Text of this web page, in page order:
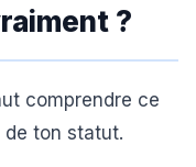
?
comprendre ce
de ton statut.